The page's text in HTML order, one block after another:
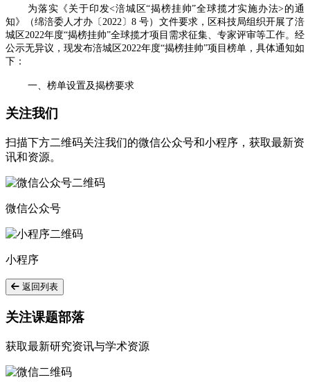
为落实《关于印发<涪城区“揭榜挂帅”全球揽才实施办法>的通
知》（绵涪委人才办〔2022〕8 号）文件要求，区科技局组织开展了涪
城区2022年度“揭榜挂帅”全球揽才项目需求征集、专家评审等工作。经
公示无异议，现发布涪城区2022年度“揭榜挂帅”项目榜单，具体通知如
下：
一、榜单设置及揭榜要求
关注我们
扫描下方二维码关注我们的微信公众号和小程序，获取最新资
讯和资源。
微信公众号
小程序
返回列表
关注课题部落
获取最新研究资讯与学术资源